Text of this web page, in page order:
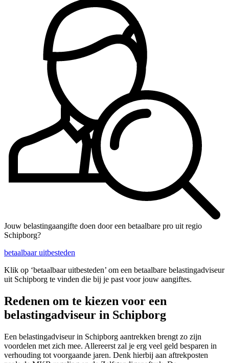
Jouw belastingaangifte doen door een betaalbare pro uit regio
Schipborg?
betaalbaar uitbesteden
Klik op ‘betaalbaar uitbesteden’ om een betaalbare belastingadviseur
uit Schipborg te vinden die bij je past voor jouw aangiftes.
Redenen om te kiezen voor een
belastingadviseur in Schipborg
Een belastingadviseur in Schipborg aantrekken brengt zo zijn
voordelen met zich mee. Allereerst zal je erg veel geld besparen in
verhouding tot voorgaande jaren. Denk hierbij aan aftrekposten